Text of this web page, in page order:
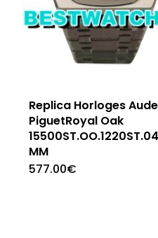
Replica Horloges
PiguetRoyal Oak
MM
577.00€